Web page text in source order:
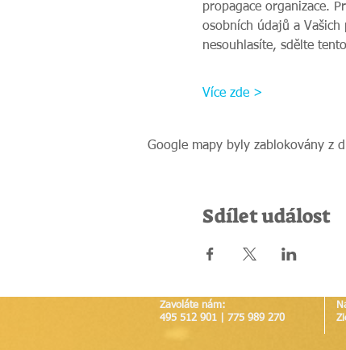
propagace organizace.
osobních údajů a
nesouhlasíte, sdělte
Více zde >
Google mapy byly zablokovány z
Sdílet událost
Zavoláte nám:
495 512 901 | 775 989 270